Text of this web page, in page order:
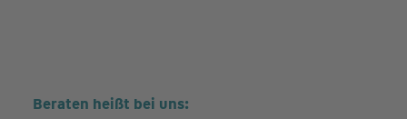
Beraten heißt bei uns: